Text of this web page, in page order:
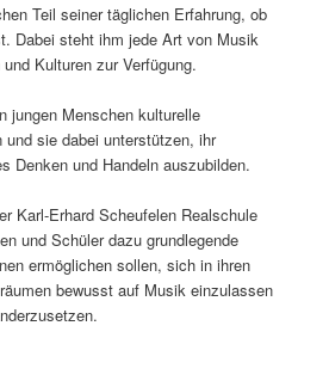
Teil seiner täglichen Erfahrung, ob
Dabei steht ihm jede Art von Musik
Kulturen zur Verfügung.
jungen Menschen kulturelle
und sie dabei unterstützen, ihr
Denken und Handeln auszubilden.
Karl-Erhard Scheufelen Realschule
und Schüler dazu grundlegende
ermöglichen sollen, sich in ihren
bewusst auf Musik einzulassen